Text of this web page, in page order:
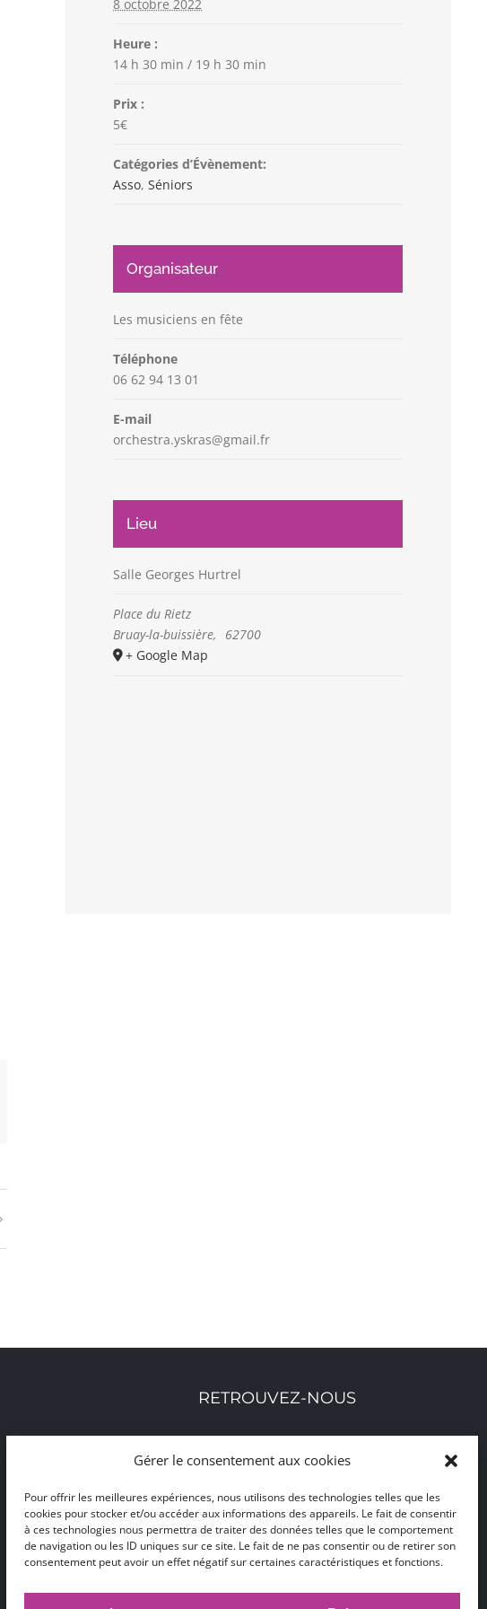
Gérer le consentement aux cookies
Pour offrir les meilleures expériences, nous utilisons des technologies telles que les
cookies pour stocker et/ou accéder aux informations des appareils. Le fait de consentir
à ces technologies nous permettra de traiter des données telles que le comportement
de navigation ou les ID uniques sur ce site. Le fait de ne pas consentir ou de retirer son
consentement peut avoir un effet négatif sur certaines caractéristiques et fonctions.
8 octobre 2022
Heure :
14 h 30 min / 19 h 30 min
Prix :
5€
Catégories d’Évènement:
Asso,Séniors
Organisateur
Les musiciens en fête
Téléphone
06 62 94 13 01
E-mail
orchestra.yskras@gmail.fr
Lieu
Salle Georges Hurtrel
Place du Rietz
Bruay-la-buissière,
62700
+ Google Map
RETROUVEZ-NOUS
d'ouverture
CLIQUEZ ICI